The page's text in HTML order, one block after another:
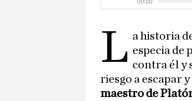
L a historia
especia
contra él y
riesgo a escapar
maestro de